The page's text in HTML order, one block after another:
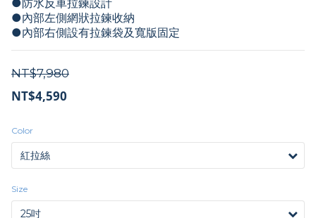
●防水反車拉鍊設計
●內部左側網狀拉鍊收納
●內部右側設有拉鍊袋及寬版固定
NT$7,980
NT$4,590
Color
Size